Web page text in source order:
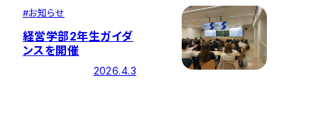
#お知らせ
経営学部2年生ガイダ
ンスを開催
2026.4.3